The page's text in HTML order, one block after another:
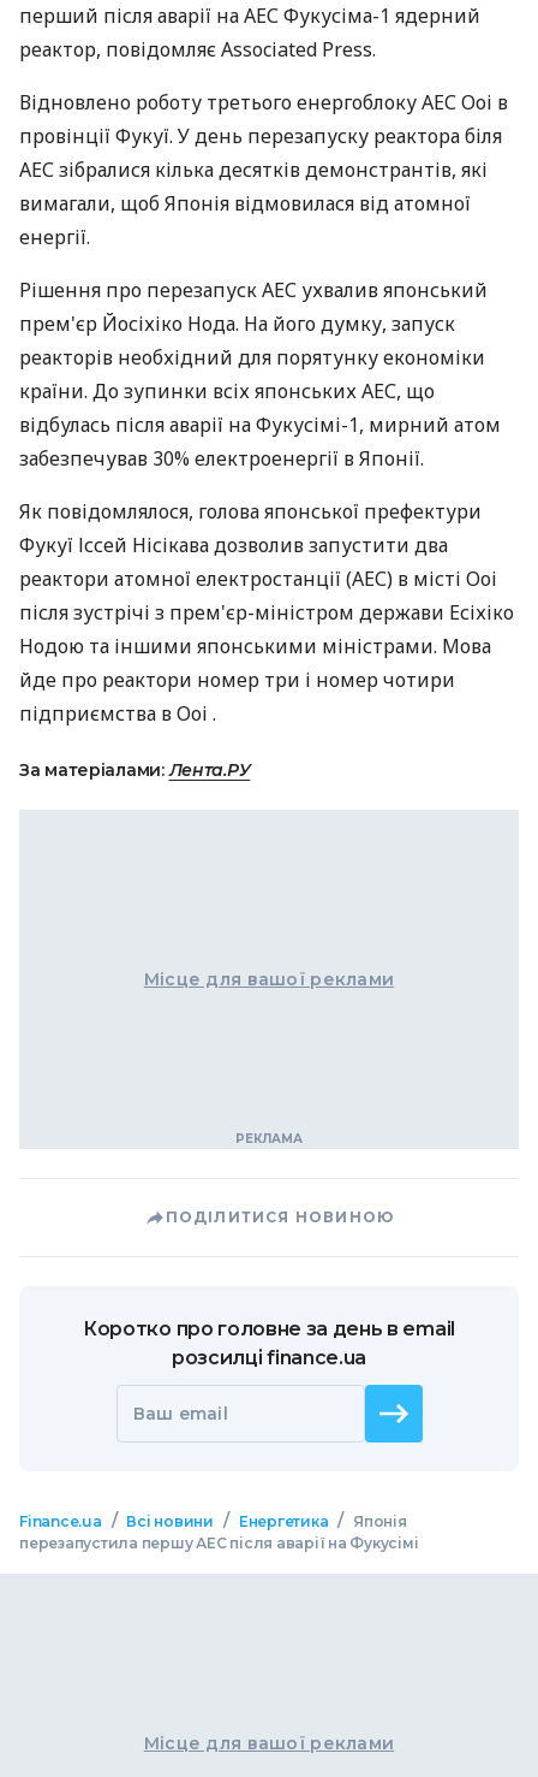
перший після аварії на АЕС Фукусіма-1 ядерний
реактор, повідомляє Associated Press.
Відновлено роботу третього енергоблоку АЕС Ооі в
провінції Фукуї. У день перезапуску реактора біля
АЕС зібралися кілька десятків демонстрантів, які
вимагали, щоб Японія відмовилася від атомної
енергії.
Рішення про перезапуск АЕС ухвалив японський
прем'єр Йосіхіко Нода. На його думку, запуск
реакторів необхідний для порятунку економіки
країни. До зупинки всіх японських АЕС, що
відбулась після аварії на Фукусімі-1, мирний атом
забезпечував 30% електроенергії в Японії.
Як повідомлялося, голова японської префектури
Фукуї Іссей Нісікава дозволив запустити два
реактори атомної електростанції (АЕС) в місті Ооі
після зустрічі з прем'єр-міністром держави Есіхіко
Нодою та іншими японськими міністрами. Мова
йде про реактори номер три і номер чотири
підприємства в Ооі .
За матеріалами:Лента.РУ
Місце для вашої реклами
ПОДІЛИТИСЯ НОВИНОЮ
Коротко про головне за день в email
розсилці finance.ua
Ваш email
Finance.ua / Всі новини / Енергетика / Японія
перезапустила першу АЕС після аварії на Фукусімі
Місце для вашої реклами